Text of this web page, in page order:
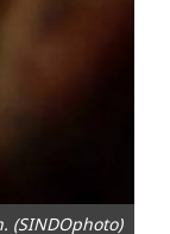
(SINDOphoto)